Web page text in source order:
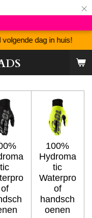
×
dag in huis!
tic
of
100%
Hydroma
tic
Waterpro
of
handsch
oenen